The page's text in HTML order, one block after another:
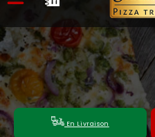
ACCUEIL
LA CARTEEn Livraison